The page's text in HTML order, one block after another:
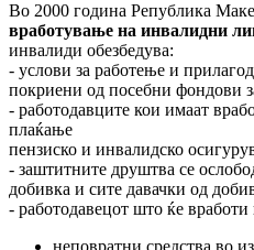
Во 2000 година Република
вработување на инвалидни
инвалиди обезбедува:
- услови за работење и
покриени од посебни фондови
- работодавците кои имаат
плаќање
пензиско и инвалидско
- заштитните друштва се
добивка и сите давачки од
- работодавецот што ќе